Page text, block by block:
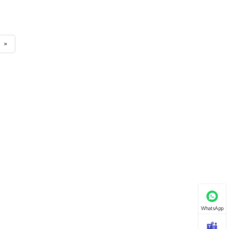
»
WhatsApp